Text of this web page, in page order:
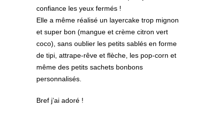
confiance les yeux fermés !
Elle a même réalisé un layercake trop mignon
et super bon (mangue et crème citron vert
coco), sans oublier les petits sablés en forme
de tipi, attrape-rêve et flèche, les pop-corn et
même des petits sachets bonbons
personnalisés.
Bref j’ai adoré !